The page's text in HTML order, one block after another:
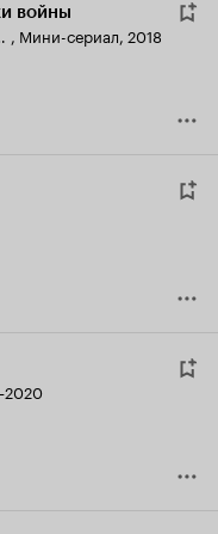
войны
, Мини-сериал, 2018